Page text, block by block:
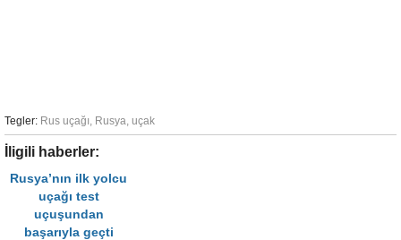
Tegler: Rus uçağı, Rusya, uçak
İligili haberler:
Rusya’nın ilk yolcu
uçağı test
uçuşundan
başarıyla geçti